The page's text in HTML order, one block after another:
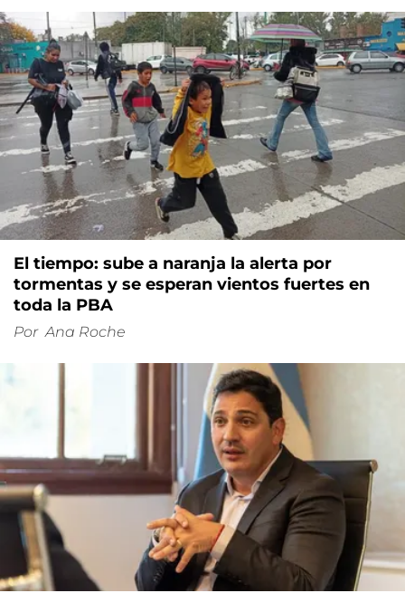
El tiempo: sube a naranja la alerta por
tormentas y se esperan vientos fuertes en
toda la PBA
Por Ana Roche